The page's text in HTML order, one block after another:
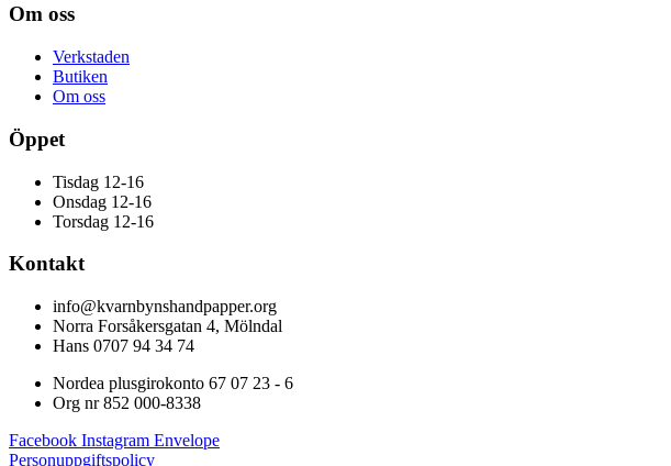
Om oss
Verkstaden
Butiken
Om oss
Öppet
Tisdag 12-16
Onsdag 12-16
Torsdag 12-16
Kontakt
info@kvarnbynshandpapper.org
Norra Forsåkersgatan 4, Mölndal
Hans 0707 94 34 74
Nordea plusgirokonto 67 07 23 - 6
Org nr 852 000-8338
Facebook Instagram Envelope
Personuppgiftspolicy